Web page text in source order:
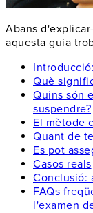
Abans
aquesta guia
Què
Quins són
suspendre?
El mètode
Quant de
Es pot
Casos reals
Conclusió:
FAQs
l'examen